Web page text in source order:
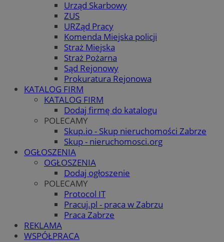
Urząd Skarbowy
ZUS
URZąd Pracy
Komenda Miejska policji
Straż Miejska
Straż Pożarna
Sąd Rejonowy
Prokuratura Rejonowa
KATALOG FIRM
KATALOG FIRM
Dodaj firmę do katalogu
POLECAMY
Skup.io - Skup nieruchomości Zabrze
Skup - nieruchomosci.org
OGŁOSZENIA
OGŁOSZENIA
Dodaj ogłoszenie
POLECAMY
Protocol IT
Pracuj.pl - praca w Zabrzu
Praca Zabrze
REKLAMA
WSPÓŁPRACA